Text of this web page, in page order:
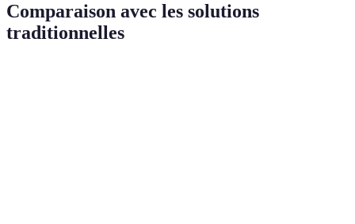
Comparaison avec les solutions
traditionnelles